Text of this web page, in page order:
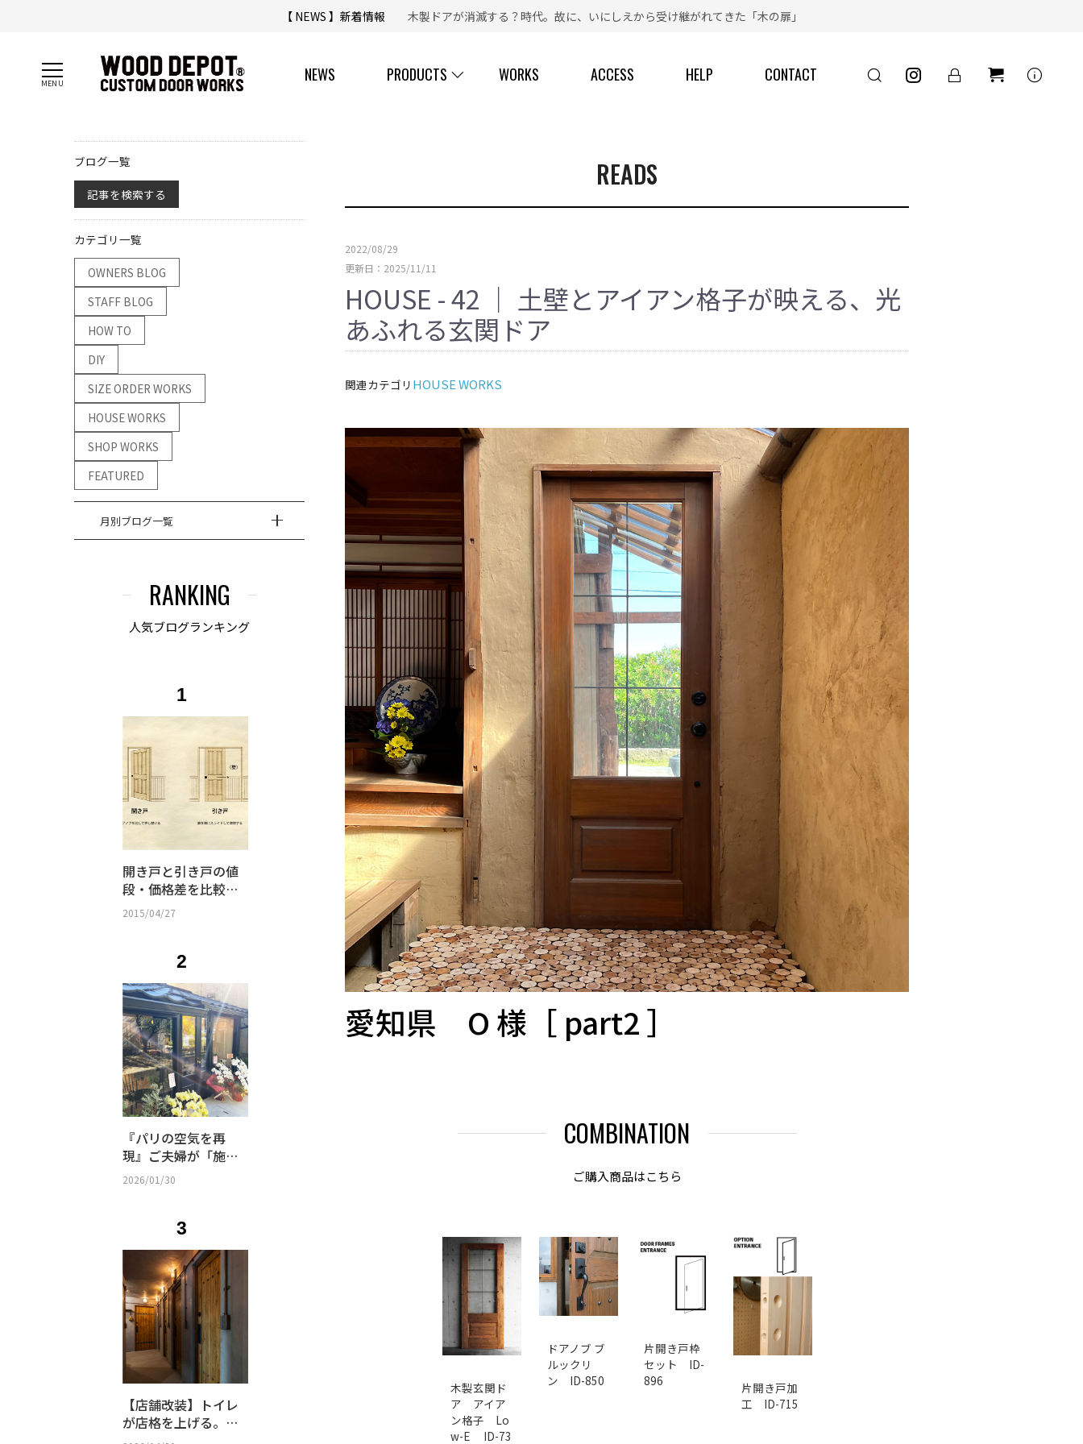
【 NEWS 】新着情報
木製ドアが消滅する？時代。故に、いにしえから受け継がれてきた「木の扉」
NEWS PRODUCTS WORKS ACCESS HELP CONTACT info
ブログ一覧
記事を検索する
カテゴリ一覧
OWNERS BLOG
STAFF BLOG
HOW TO
DIY
SIZE ORDER WORKS
HOUSE WORKS
SHOP WORKS
FEATURED
月別ブログ一覧
RANKING
人気ブログランキング
1
開き戸と引き戸の値
段・価格差を比較｜
防音性・間取り・選
び方まとめ
2015/04/27
2
『パリの空気を再
現』ご夫婦が「施主
支給」で挑んだ古民
家リノベ｜SHOP -
2026/01/30
3
【店舗改装】トイレ
が店格を上げる。究
READS
2022/08/29
更新日：2025/11/11
HOUSE - 42 ｜ 土壁とアイアン格子が映える、光
あふれる玄関ドア
関連カテゴリ HOUSE WORKS
愛知県 O 様［ part2 ］
COMBINATION
ご購入商品はこちら
木製玄関ド
ア アイア
ン格子 Lo
w-E ID-73
ドアノブ ブ
ルックリ
ン ID-850
片開き戸枠
セット ID-
896
片開き戸加
工 ID-715